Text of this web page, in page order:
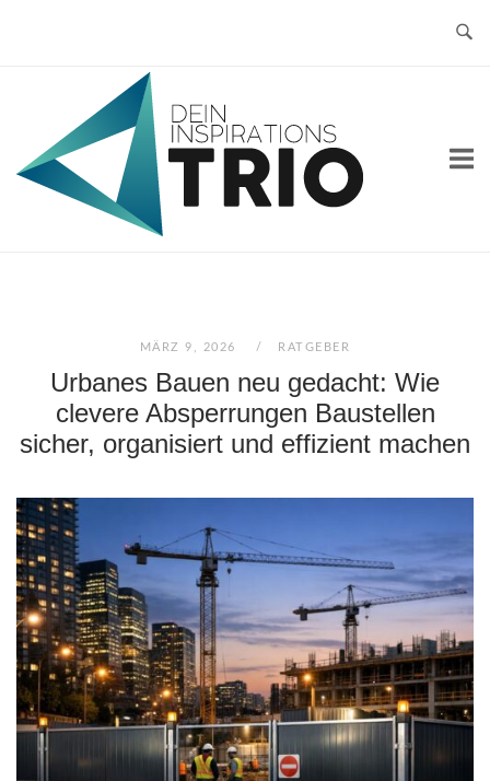
MÄRZ 9, 2026 RATGEBER
Urbanes Bauen neu gedacht: Wie
clevere Absperrungen Baustellen
sicher, organisiert und effizient machen